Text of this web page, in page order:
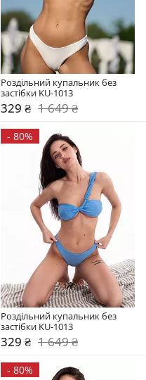
Роздільний купальник без
застібки KU-1013
329 ₴ 1 649 ₴
- 80%
Роздільний купальник без
застібки KU-1013
329 ₴ 1 649 ₴
- 80%